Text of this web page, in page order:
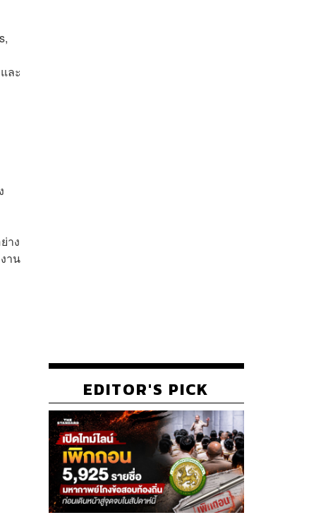
ละ
าง
าน
EDITOR'S PICK